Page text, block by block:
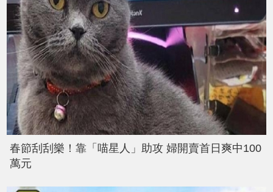
春節刮刮樂！靠「喵星人」助攻 婦開賣首日爽中100
萬元